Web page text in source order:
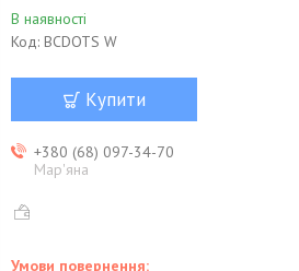
В наявності
Код: BCDOTS W
Купити
+380 (68) 097-34-70
Мар'яна